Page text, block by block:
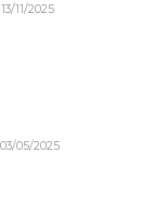
13/11/2025
03/05/2025